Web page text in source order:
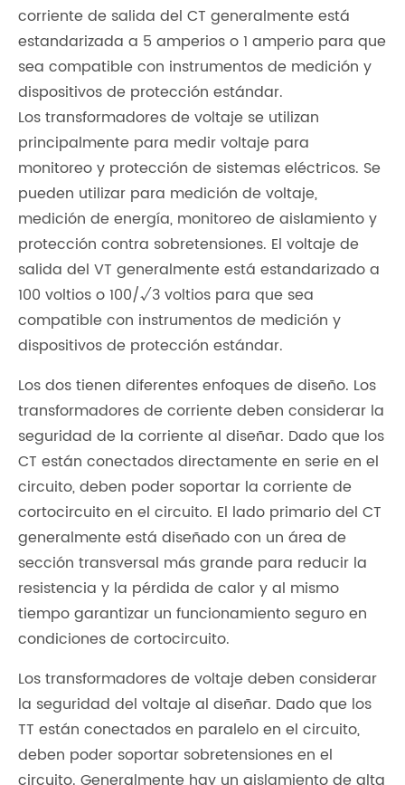
corriente de salida del CT generalmente está
estandarizada a 5 amperios o 1 amperio para que
sea compatible con instrumentos de medición y
dispositivos de protección estándar.
Los transformadores de voltaje se utilizan
principalmente para medir voltaje para
monitoreo y protección de sistemas eléctricos. Se
pueden utilizar para medición de voltaje,
medición de energía, monitoreo de aislamiento y
protección contra sobretensiones. El voltaje de
salida del VT generalmente está estandarizado a
100 voltios o 100/√3 voltios para que sea
compatible con instrumentos de medición y
dispositivos de protección estándar.
Los dos tienen diferentes enfoques de diseño. Los
transformadores de corriente deben considerar la
seguridad de la corriente al diseñar. Dado que los
CT están conectados directamente en serie en el
circuito, deben poder soportar la corriente de
cortocircuito en el circuito. El lado primario del CT
generalmente está diseñado con un área de
sección transversal más grande para reducir la
resistencia y la pérdida de calor y al mismo
tiempo garantizar un funcionamiento seguro en
condiciones de cortocircuito.
Los transformadores de voltaje deben considerar
la seguridad del voltaje al diseñar. Dado que los
TT están conectados en paralelo en el circuito,
deben poder soportar sobretensiones en el